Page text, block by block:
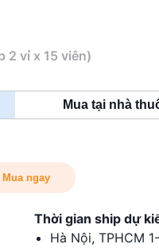
2 vỉ x 15 viên)
Mua tại nhà
Mua ngay
Thời gian ship dự
Hà Nội, TPHCM